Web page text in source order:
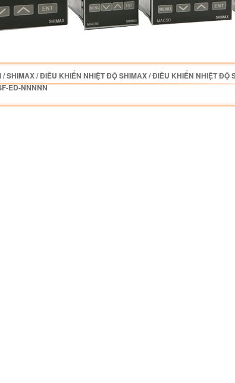
/SHIMAX/ĐIỀU KHIỂN NHIỆT ĐỘ SHIMAX/ĐIỀU KHIỂN NHIỆT ĐỘ
ED-NNNNN